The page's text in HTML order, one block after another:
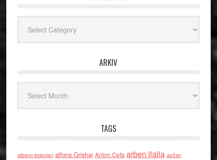
ARKIV
TAGS
albano kolonjari alfons Grishaj Anton Cefa arben llalla asllan